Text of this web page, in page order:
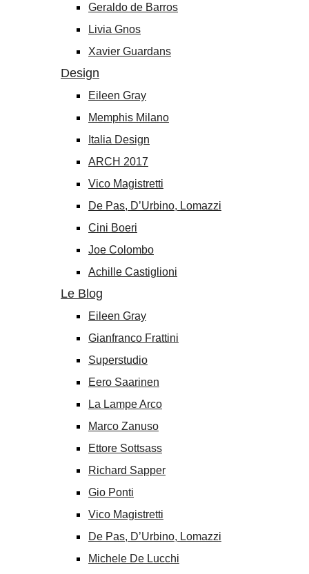
Geraldo de Barros
Livia Gnos
Xavier Guardans
Design
Eileen Gray
Memphis Milano
Italia Design
ARCH 2017
Vico Magistretti
De Pas, D’Urbino, Lomazzi
Cini Boeri
Joe Colombo
Achille Castiglioni
Le Blog
Eileen Gray
Gianfranco Frattini
Superstudio
Eero Saarinen
La Lampe Arco
Marco Zanuso
Ettore Sottsass
Richard Sapper
Gio Ponti
Vico Magistretti
De Pas, D’Urbino, Lomazzi
Michele De Lucchi